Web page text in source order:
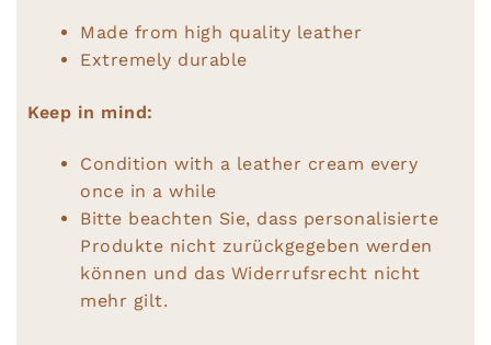
Made from high quality leather
Extremely durable
Keep in mind:
Condition with a leather cream every
once in a while
Bitte beachten Sie, dass personalisierte
Produkte nicht zurückgegeben werden
können und das Widerrufsrecht nicht
mehr gilt.